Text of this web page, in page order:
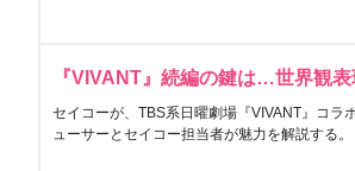
『VIVANT』続編の鍵は…世界観
セイコーが、TBS系日曜劇場『VIVANT』コラ
ューサーとセイコー担当者が魅力を解説する。